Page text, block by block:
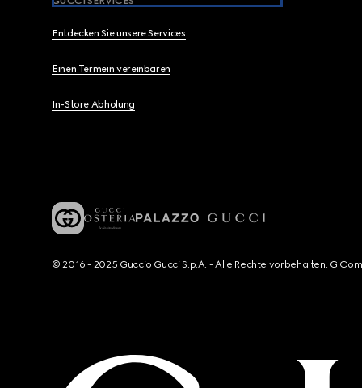
Entdecken Sie unsere Services
Einen Termein vereinbaren
In-Store Abholung
© 2016 - 2025 Guccio Gucci S.p.A. - Alle Rechte vorbehalten. G